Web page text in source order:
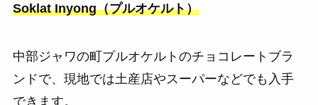
Soklat Inyong（プルオケルト）
中部ジャワの町プルオケルトのチョコレートブラ
ンドで、現地では土産店やスーパーなどでも入手
できます。